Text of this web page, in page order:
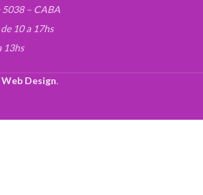
5038 – CABA
10 a 17hs
13hs
Design.